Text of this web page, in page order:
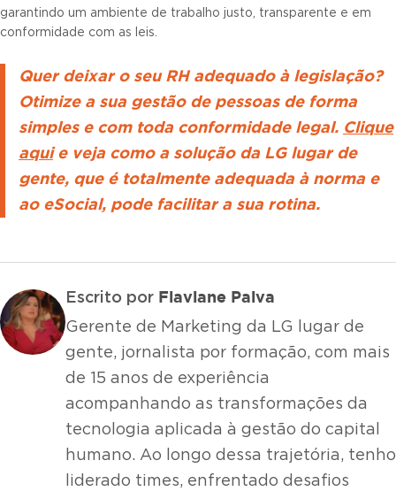
garantindo um ambiente de trabalho justo, transparente e em
conformidade com as leis.
Quer deixar o seu RH adequado à legislação?
Otimize a sua gestão de pessoas de forma
simples e com toda conformidade legal. Clique
aquie veja como a solução da LG lugar de
gente, que é totalmente adequada à norma e
ao eSocial, pode facilitar a sua rotina.
Escrito por Flaviane Paiva
Gerente de Marketing da LG lugar de
gente, jornalista por formação, com mais
de 15 anos de experiência
acompanhando as transformações da
tecnologia aplicada à gestão do capital
humano. Ao longo dessa trajetória, tenho
liderado times, enfrentado desafios